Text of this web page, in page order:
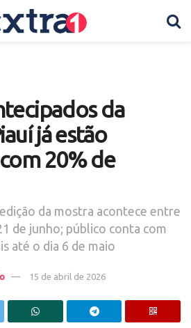
da
já estão
20% de
da mostra acontece entre
de junho; público conta com
até o dia 6 de maio
15 de abril de 2026